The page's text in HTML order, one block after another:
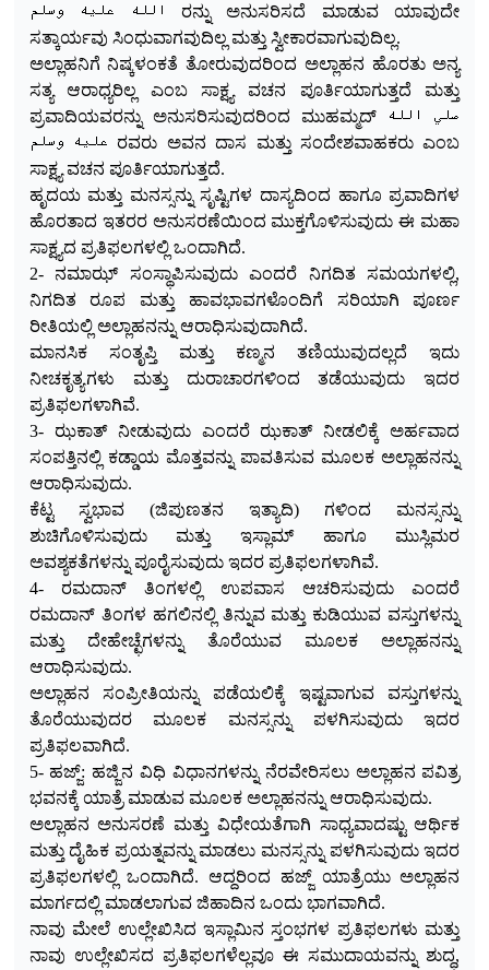
الله عليه وسلم ರನ್ನು ಅನುಸರಿಸದೆ ಮಾಡುವ ಯಾವುದೇ
ಸತ್ಕಾರ್ಯವು ಸಿಂಧುವಾಗವುದಿಲ್ಲ ಮತ್ತು ಸ್ವೀಕಾರವಾಗುವುದಿಲ್ಲ.
ಅಲ್ಲಾಹನಿಗೆ ನಿಷ್ಕಳಂಕತೆ ತೋರುವುದರಿಂದ ಅಲ್ಲಾಹನ ಹೊರತು ಅನ್ಯ
ಸತ್ಯ ಆರಾಧ್ಯರಿಲ್ಲ ಎಂಬ ಸಾಕ್ಷ್ಯವಚನ ಪೂರ್ತಿಯಾಗುತ್ತದೆ ಮತ್ತು
ಪ್ರವಾದಿಯವರನ್ನು ಅನುಸರಿಸುವುದರಿಂದ ಮುಹಮ್ಮದ್
صلي الله
عليه وسلم ರವರು ಅವನ ದಾಸ ಮತ್ತು ಸಂದೇಶವಾಹಕರು ಎಂಬ
ಸಾಕ್ಷ್ಯ ವಚನ ಪೂರ್ತಿಯಾಗುತ್ತದೆ.
ಹೃದಯ ಮತ್ತು ಮನಸ್ಸನ್ನು ಸೃಷ್ಟಿಗಳ ದಾಸ್ಯದಿಂದ ಹಾಗೂ ಪ್ರವಾದಿಗಳ
ಹೊರತಾದ ಇತರರ ಅನುಸರಣೆಯಿಂದ ಮುಕ್ತಗೊಳಿಸುವುದು ಈ ಮಹಾ
ಸಾಕ್ಷ್ಯದ ಪ್ರತಿಫಲಗಳಲ್ಲಿ ಒಂದಾಗಿದೆ.
2- ನಮಾಝ್ ಸಂಸ್ಥಾಪಿಸುವುದು ಎಂದರೆ ನಿಗದಿತ ಸಮಯಗಳಲ್ಲಿ,
ನಿಗದಿತ ರೂಪ ಮತ್ತು ಹಾವಭಾವಗಳೊಂದಿಗೆ ಸರಿಯಾಗಿ ಪೂರ್ಣ
ರೀತಿಯಲ್ಲಿ ಅಲ್ಲಾಹನನ್ನು ಆರಾಧಿಸುವುದಾಗಿದೆ.
ಮಾನಸಿಕ ಸಂತೃಪ್ತಿ ಮತ್ತು ಕಣ್ಮನ ತಣಿಯುವುದಲ್ಲದೆ ಇದು
ನೀಚಕೃತ್ಯಗಳು ಮತ್ತು ದುರಾಚಾರಗಳಿಂದ ತಡೆಯುವುದು ಇದರ
ಪ್ರತಿಫಲಗಳಾಗಿವೆ.
3- ಝಕಾತ್ ನೀಡುವುದು ಎಂದರೆ ಝಕಾತ್ ನೀಡಲಿಕ್ಕೆ ಅರ್ಹವಾದ
ಸಂಪತ್ತಿನಲ್ಲಿ ಕಡ್ಡಾಯ ಮೊತ್ತವನ್ನು ಪಾವತಿಸುವ ಮೂಲಕ ಅಲ್ಲಾಹನನ್ನು
ಆರಾಧಿಸುವುದು.
ಕೆಟ್ಟ ಸ್ವಭಾವ (ಜಿಪುಣತನ ಇತ್ಯಾದಿ) ಗಳಿಂದ ಮನಸ್ಸನ್ನು
ಶುಚಿಗೊಳಿಸುವುದು ಮತ್ತು ಇಸ್ಲಾಮ್ ಹಾಗೂ ಮುಸ್ಲಿಮರ
ಅವಶ್ಯಕತೆಗಳನ್ನು ಪೂರೈಸುವುದು ಇದರ ಪ್ರತಿಫಲಗಳಾಗಿವೆ.
4- ರಮದಾನ್ ತಿಂಗಳಲ್ಲಿ ಉಪವಾಸ ಆಚರಿಸುವುದು ಎಂದರೆ
ರಮದಾನ್ ತಿಂಗಳ ಹಗಲಿನಲ್ಲಿ ತಿನ್ನುವ ಮತ್ತು ಕುಡಿಯುವ ವಸ್ತುಗಳನ್ನು
ಮತ್ತು ದೇಹೇಚ್ಛೆಗಳನ್ನು ತೊರೆಯುವ ಮೂಲಕ ಅಲ್ಲಾಹನನ್ನು
ಆರಾಧಿಸುವುದು.
ಅಲ್ಲಾಹನ ಸಂಪ್ರೀತಿಯನ್ನು ಪಡೆಯಲಿಕ್ಕೆ ಇಷ್ಟವಾಗುವ ವಸ್ತುಗಳನ್ನು
ತೊರೆಯುವುದರ ಮೂಲಕ ಮನಸ್ಸನ್ನು ಪಳಗಿಸುವುದು ಇದರ
ಪ್ರತಿಫಲವಾಗಿದೆ.
5- ಹಜ್ಜ್: ಹಜ್ಜಿನ ವಿಧಿ ವಿಧಾನಗಳನ್ನು ನೆರವೇರಿಸಲು ಅಲ್ಲಾಹನ ಪವಿತ್ರ
ಭವನಕ್ಕೆ ಯಾತ್ರೆ ಮಾಡುವ ಮೂಲಕ ಅಲ್ಲಾಹನನ್ನು ಆರಾಧಿಸುವುದು.
ಅಲ್ಲಾಹನ ಅನುಸರಣೆ ಮತ್ತು ವಿಧೇಯತೆಗಾಗಿ ಸಾಧ್ಯವಾದಷ್ಟು ಆರ್ಥಿಕ
ಮತ್ತು ದೈಹಿಕ ಪ್ರಯತ್ನವನ್ನು ಮಾಡಲು ಮನಸ್ಸನ್ನು ಪಳಗಿಸುವುದು ಇದರ
ಪ್ರತಿಫಲಗಳಲ್ಲಿ ಒಂದಾಗಿದೆ. ಆದ್ದರಿಂದ ಹಜ್ಜ್ ಯಾತ್ರೆಯು ಅಲ್ಲಾಹನ
ಮಾರ್ಗದಲ್ಲಿ ಮಾಡಲಾಗುವ ಜಿಹಾದಿನ ಒಂದು ಭಾಗವಾಗಿದೆ.
ನಾವು ಮೇಲೆ ಉಲ್ಲೇಖಿಸಿದ ಇಸ್ಲಾಮಿನ ಸ್ತಂಭಗಳ ಪ್ರತಿಫಲಗಳು ಮತ್ತು
ನಾವು ಉಲ್ಲೇಖಿಸದ ಪ್ರತಿಫಲಗಳೆಲ್ಲವೂ ಈ ಸಮುದಾಯವನ್ನು ಶುದ್ಧ,